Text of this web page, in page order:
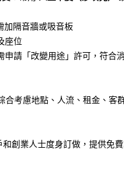
加隔音牆或吸音板
座位
申請「改變用途」許可，符合
考慮地點、人流、租金、
創業人士度身訂做，提供免